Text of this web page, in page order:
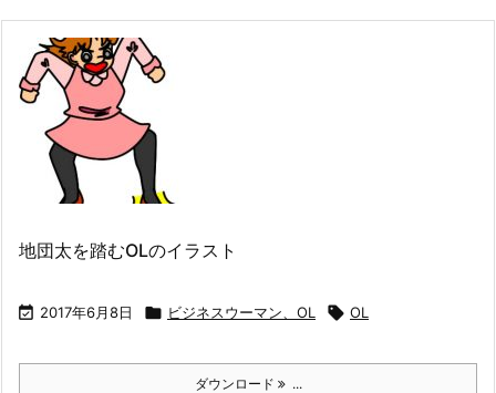
地団太を踏むOLのイラスト
 2017年6月8日  ビジネスウーマン、OL  OL
ダウンロード ...